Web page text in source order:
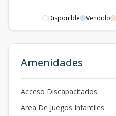
Disponible Vendido
Amenidades
Acceso Discapacitados
Area De Juegos Infantiles